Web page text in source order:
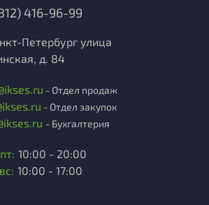
416-96-99
Петербург улица
д. 84
- Отдел продаж
- Отдел закупок
- Бухгалтерия
10:00 - 20:00
10:00 - 17:00